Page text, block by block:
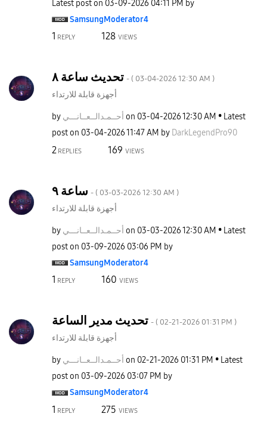
Latest post on ‎03-09-2026 04:11 PM by
SamsungModerator4
1 REPLY 128 VIEWS
تحديث ساعة ٨ - ( ‎03-04-2026 12:30 AM )
أجهزة قابلة للارتداء
by أحــمـدالــعــانـــي on ‎03-04-202612:30 AM
Latest
post on ‎03-04-202611:47 AM by DarkLegendPro90
2 REPLIES 169 VIEWS
- ( ‎03-03-2026 12:30 AM )
أجهزة قابلة للارتداء
by أحــمـدالــعــانـــي on ‎03-03-202612:30 AM
Latest
post on ‎03-09-2026 03:06 PM by
SamsungModerator4
1 REPLY 160 VIEWS
تحديث مدير الساعة - ( ‎02-21-2026 01:31 PM )
أجهزة قابلة للارتداء
by أحــمـدالــعــانـــي on ‎02-21-2026 01:31 PM
Latest
post on ‎03-09-2026 03:07 PM by
SamsungModerator4
1 REPLY 275 VIEWS